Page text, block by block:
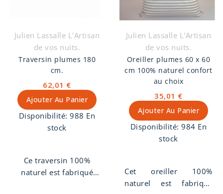
Julien Lassalle L'Artisan
de vos nuits.
Traversin plumes 180
cm.
62,01 €
Ajouter Au Panier
Disponibilité:988 En
stock
Ce traversin 100%
naturel est fabriqué
Julien Lassalle L'Artisan
de vos nuits.
Oreiller plumes 60 x 60
cm 100% naturel confort
au choix
35,01 €
Ajouter Au Panier
Disponibilité:984 En
stock
Cet oreiller 100%
naturel est fabriqué